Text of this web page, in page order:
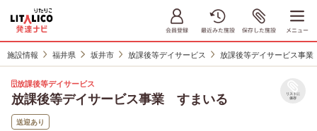
施設情報 福井県 坂井市 放課後等デイサービス 放課後等デイサービス事
放課後等デイサービス
放課後等デイサービス事業 すまいる リストに
保存
送迎あり